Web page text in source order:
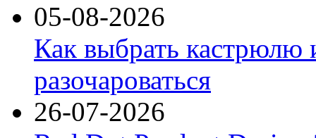
05-08-2026
Как выбрать кастрюлю
разочароваться
26-07-2026